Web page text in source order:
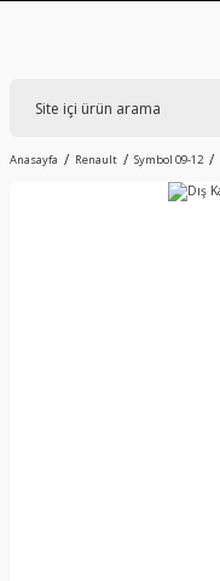
Anasayfa Renault Symbol 09-12